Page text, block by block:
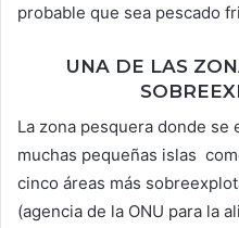
probable que sea pescado
UNA DE LAS
La zona pesquera donde se
muchas pequeñas islas
cinco áreas más
(agencia de la ONU para la